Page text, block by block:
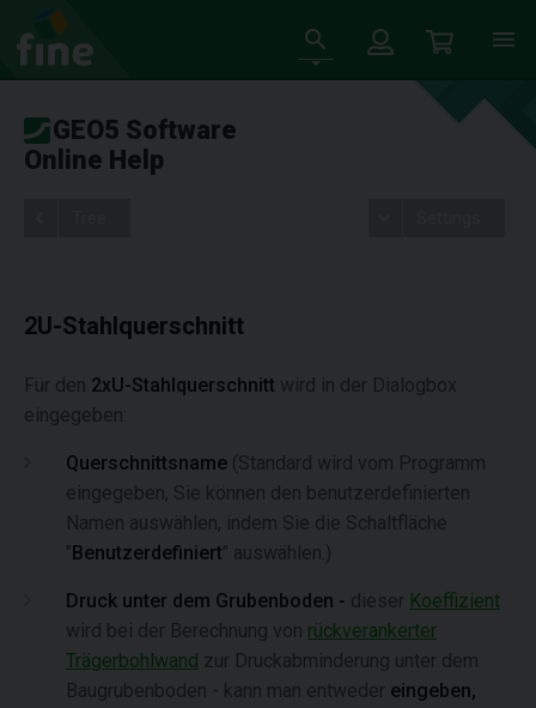
GEO5 Software
Online Help
2U-Stahlquerschnitt
Für den 2xU-Stahlquerschnitt wird in der Dialogbox
eingegeben:
Querschnittsname (Standard wird vom Programm
eingegeben, Sie können den benutzerdefinierten
Namen auswählen, indem Sie die Schaltfläche
"Benutzerdefiniert" auswählen.)
Druck unter dem Grubenboden - dieser Koeffizient
wird bei der Berechnung von rückverankerter
Trägerbohlwand zur Druckabminderung unter dem
Baugrubenboden - kann man entweder eingeben,